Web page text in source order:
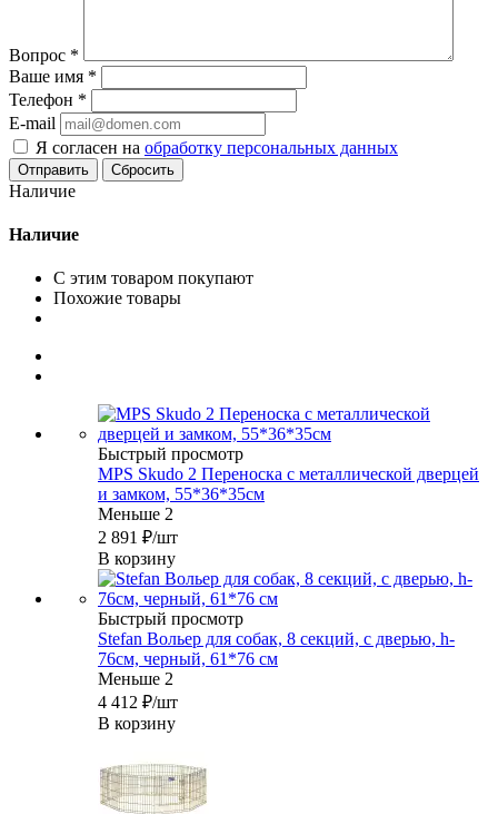
Вопрос *
Ваше имя *
Телефон *
E-mail
Я согласен на обработку персональных данных
Сбросить
Наличие
Наличие
С этим товаром покупают
Похожие товары
Быстрый просмотр
MPS Skudo 2 Переноска с металлической дверцей
и замком, 55*36*35см
Меньше 2
2 891 ₽/шт
В корзину
Быстрый просмотр
Stefan Вольер для собак, 8 секций, с дверью, h-
76см, черный, 61*76 см
Меньше 2
4 412 ₽/шт
В корзину